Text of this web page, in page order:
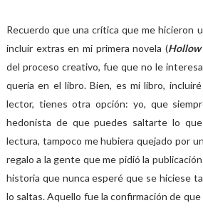
Recuerdo que una crítica que me hicieron
incluir extras en mi primera novela (
del proceso creativo, fue que no le
quería en el libro. Bien, es mi libro,
lector, tienes otra opción: yo, que
hedonista de que puedes saltarte lo
lectura, tampoco me hubiera quejado por
regalo a la gente que me pidió la
historia que nunca esperé que se hiciese
lo saltas. Aquello fue la confirmación de